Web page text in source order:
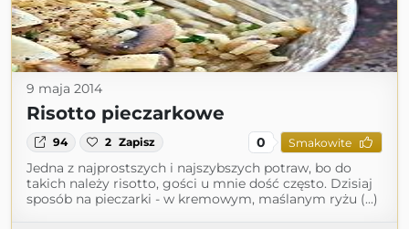
9 maja 2014
Risotto pieczarkowe
94 2 Zapisz 0 Smakowite
Jedna z najprostszych i najszybszych potraw, bo do
takich należy risotto, gości u mnie dość często. Dzisiaj
sposób na pieczarki - w kremowym, maślanym ryżu (...)